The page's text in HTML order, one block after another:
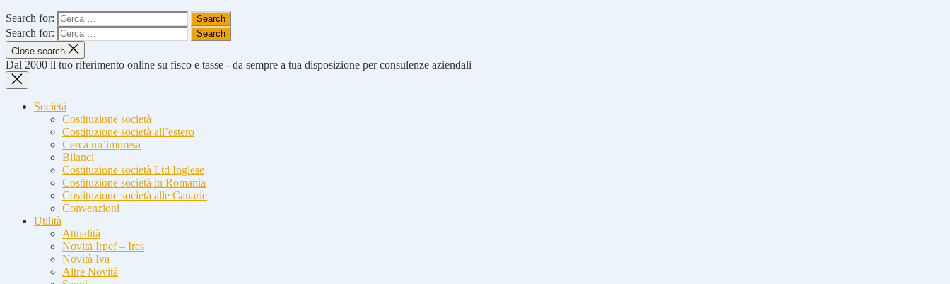
Search for:
Search for:
Close search
Dal 2000 il tuo riferimento online su fisco e tasse - da sempre a tua disposizione per consulenze aziendali
Società
Costituzione società
Costituzione società all’estero
Cerca un’impresa
Bilanci
Costituzione società Ltd Inglese
Costituzione società in Romania
Costituzione società alle Canarie
Convenzioni
Utilità
Attualità
Novità Irpef – Ires
Novità Iva
Altre Novità